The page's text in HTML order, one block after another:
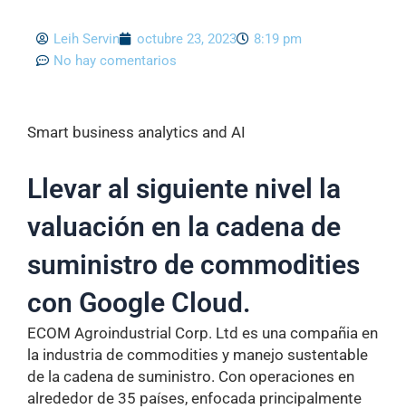
Leih Servin octubre 23, 2023
8:19 pm
No hay comentarios
Smart business analytics and AI
Llevar al siguiente nivel la
valuación en la cadena de
suministro de commodities
con Google Cloud.
ECOM Agroindustrial Corp. Ltd es una compañia en
la industria de commodities y manejo sustentable
de la cadena de suministro. Con operaciones en
alrededor de 35 países, enfocada principalmente